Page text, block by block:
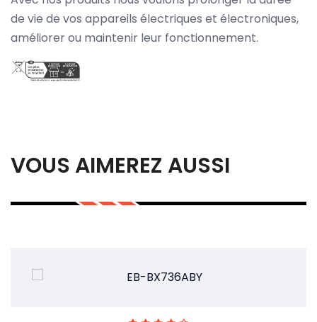
de vie de vos appareils électriques et électroniques,
améliorer ou maintenir leur fonctionnement.
VOUS AIMEREZ AUSSI